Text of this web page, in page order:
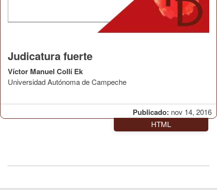
Publicado: nov 14, 2016
Judicatura fuerte
Víctor Manuel Collí Ek
Universidad Autónoma de Campeche
HTML